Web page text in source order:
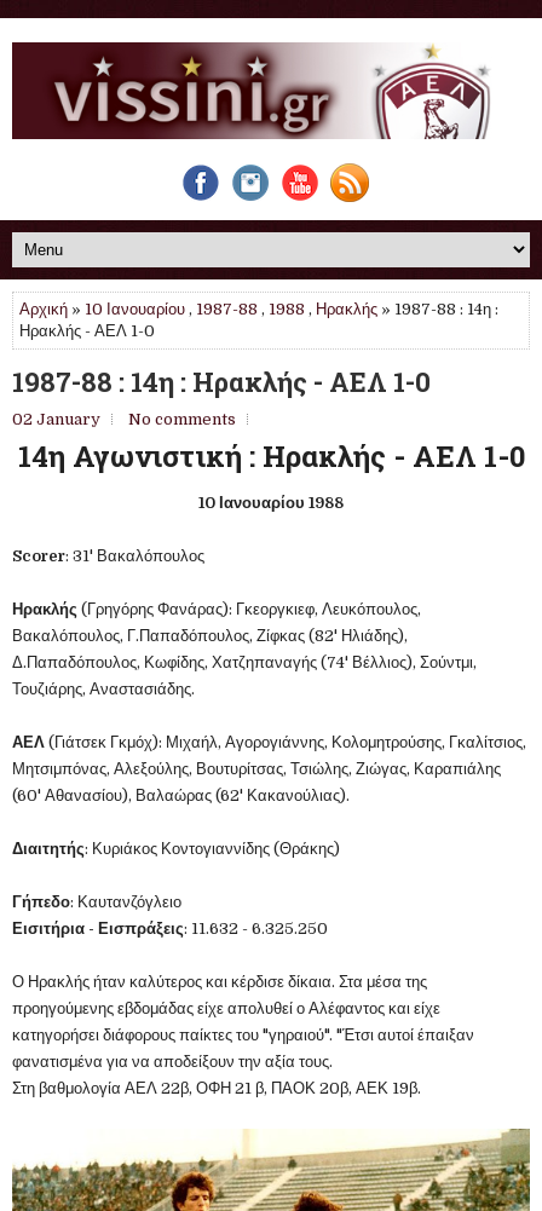
Αρχική » 10 Ιανουαρίου , 1987-88 , 1988 , Ηρακλής » 1987-88 : 14η :
Ηρακλής - ΑΕΛ 1-0
1987-88 : 14η : Ηρακλής - ΑΕΛ 1-0
02 January No comments
14η Αγωνιστική : Ηρακλής - ΑΕΛ 1-0
10 Ιανουαρίου 1988
Scorer: 31' Βακαλόπουλος
Ηρακλής (Γρηγόρης Φανάρας): Γκεοργκιεφ, Λευκόπουλος,
Βακαλόπουλος, Γ.Παπαδόπουλος, Ζίφκας (82' Ηλιάδης),
Δ.Παπαδόπουλος, Κωφίδης, Χατζηπαναγής (74' Βέλλιος), Σούντμι,
Τουζιάρης, Αναστασιάδης.
ΑΕΛ (Γιάτσεκ Γκμόχ): Μιχαήλ, Αγορογιάννης, Κολομητρούσης, Γκαλίτσιος,
Μητσιμπόνας, Αλεξούλης, Βουτυρίτσας, Τσιώλης, Ζιώγας, Καραπιάλης
(60' Αθανασίου), Βαλαώρας (62' Κακανούλιας).
Διαιτητής: Κυριάκος Κοντογιαννίδης (Θράκης)
Γήπεδο: Καυτανζόγλειο
Εισιτήρια - Εισπράξεις: 11.632 - 6.325.250
Ο Ηρακλής ήταν καλύτερος και κέρδισε δίκαια. Στα μέσα της
προηγούμενης εβδομάδας είχε απολυθεί ο Αλέφαντος και είχε
κατηγορήσει διάφορους παίκτες του "γηραιού". "Έτσι αυτοί έπαιξαν
φανατισμένα για να αποδείξουν την αξία τους.
Στη βαθμολογία ΑΕΛ 22β, ΟΦΗ 21 β, ΠΑΟΚ 20β, ΑΕΚ 19β.